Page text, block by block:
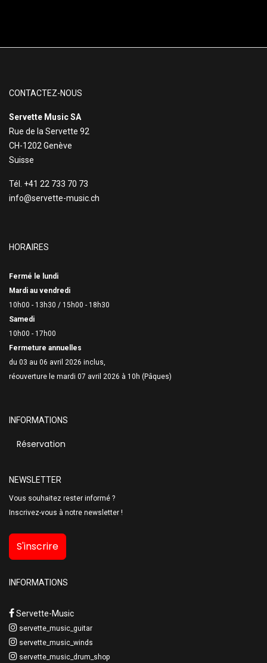
CONTACTEZ-NOUS
Servette Music SA
Rue de la Servette 92
CH-1202 Genève
Suisse
Tél. +41 22 733 70 73
info@servette-music.ch
HORAIRES
Fermé le lundi
Mardi au vendredi
10h00 - 13h30 / 15h00 - 18h30
Samedi
10h00 - 17h00
Fermeture annuelles
du 03 au 06 avril 2026 inclus,
réouverture le mardi 07 avril 2026 à 10h (Pâques)
INFORMATIONS
Réservation
NEWSLETTER
Vous souhaitez rester informé ?
Inscrivez-vous à notre newsletter !
S'inscrire
INFORMATIONS
Servette-Music
servette_music_guitar
servette_music_winds
servette_music_drum_shop